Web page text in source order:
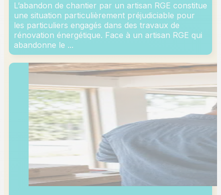
L’abandon de chantier par un artisan RGE constitue
une situation particulièrement préjudiciable pour
les particuliers engagés dans des travaux de
rénovation énergétique. Face à un artisan RGE qui
abandonne le ...